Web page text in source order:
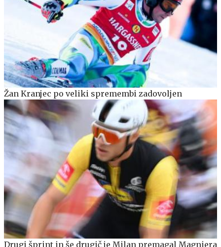
Žan Kranjec po veliki spremembi zadovoljen
Drugi šprint in še drugič je Milan premagal Magniera